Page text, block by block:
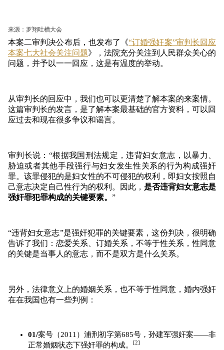
来源：罗翔吐槽大会
本案二审判决公布后，也发布了《“订婚强奸案”审判长回应
本案七大社会关注问题》，法院充分关注到人民群众关心的
问题，并予以一一回应，这是有温度的举动。
从审判长的回应中，我们也可以更清楚了解本案的来案情。
这篇审判长的发言，是了解本案最基础的官方资料，可以回
应过去和现在很多争议和谣言。
审判长说： “根据我国刑法规定，违背妇女意志，以暴力、
胁迫或者其他手段强行与妇女发生性关系的行为构成强奸
罪。该罪侵犯的是妇女性的不可侵犯的权利，即妇女按照自
己意志决定自己性行为的权利。因此， 是否违背妇女意志是
强奸罪犯罪构成的关键要素。 ”
“违背妇女意志”是强奸犯罪的关键要素，这份判决，很明确
告诉了我们：恋爱关系、订婚关系，不等于性关系，性同意
的关键是当事人的意志，而不是双方是什么关系。
另外，法律意义上的婚姻关系，也不等于性同意，婚内强奸
在在我国也有一些判例：
01/案号（2011）浦刑初字第685号，孙建军强奸案——非
正常婚姻状态下强奸罪的构成。
[2]